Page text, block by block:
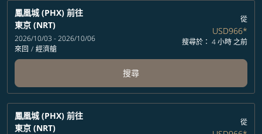
鳳凰城 (PHX) 前往
東京 (NRT)
2026/10/03 - 2026/10/06
來回 / 經濟艙
從
USD966*
搜尋於： 4 小時 之前
搜尋
鳳凰城 (PHX) 前往
東京 (NRT)
從